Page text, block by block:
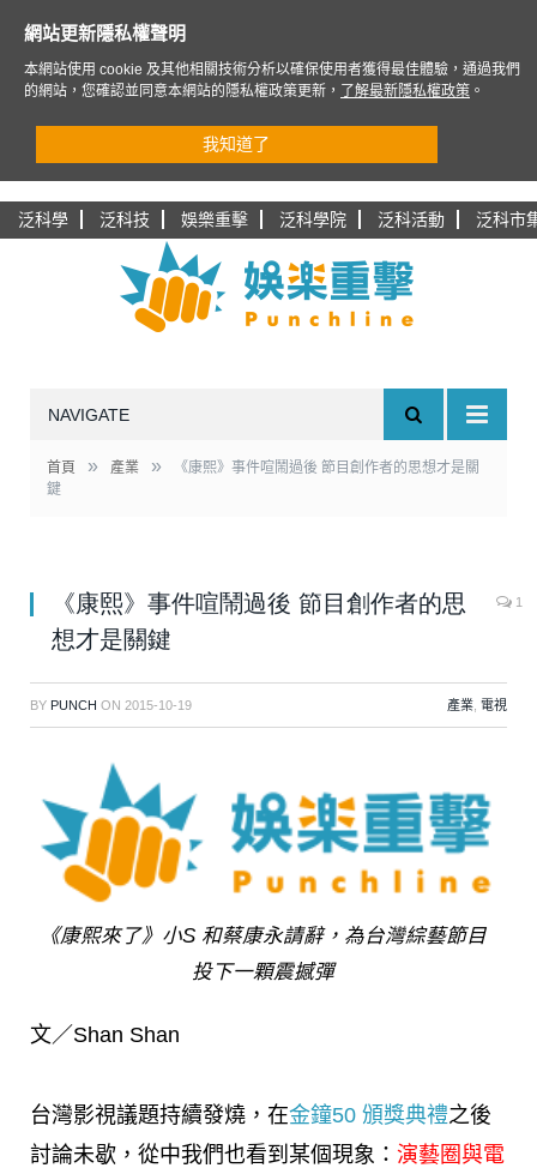
泛科學 泛科技 娛樂重擊 泛科學院 泛科活動 泛科市
NAVIGATE
首頁 » 產業 »
《康熙》事件喧鬧過後 節目創作者的思想才是關
鍵
《康熙》事件喧鬧過後 節目創作者的思
想才是關鍵
1
BY PUNCH ON 2015-10-19 產業 電視
《康熙來了》小S 和蔡康永請辭，為台灣綜藝節目
投下一顆震撼彈
文／Shan Shan
台灣影視議題持續發燒，在金鐘50 頒獎典禮之後
討論未歇，從中我們也看到某個現象： 演藝圈與電
網站更新隱私權聲明
本網站使用 cookie 及其他相關技術分析以確保使用者獲得最佳體驗，通過我們
的網站，您確認並同意本網站的隱私權政策更新，
了解最新隱私權政策 。
我知道了